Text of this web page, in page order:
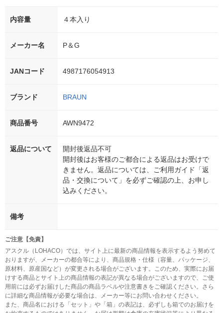
内容量 ４本入り
メーカー名 P＆G
JANコード 4987176054913
ブランド BRAUN
商品番号 AWN9472
返品について
開封後返品不可
開封後はお客様のご都合による返品はお受けで
きません。返品については、ご利用ガイド「返
品・交換について」を必ずご確認の上、お申し
込みください。
備考
ご注意【免責】
アスクル（LOHACO）では、サイト上に最新の商品情報を表示するよう努めて
おりますが、メーカーの都合等により、商品規格・仕様（容量、パッケージ、
原材料、原産国など）が変更される場合がございます。このため、実際にお届
けする商品とサイト上の商品情報の表記が異なる場合がございますので、ご使
用前には必ずお届けした商品の商品ラベルや注意書きをご確認ください。さら
に詳細な商品情報が必要な場合は、メーカー等にお問い合わせください。
また、商品名における「セット」や「箱」の表記は、必ずしも箱でのお届けを